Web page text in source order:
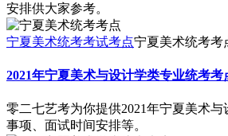
安排供大家参考。
宁夏美术统考考试考点宁夏美术统考考
2021年宁夏美术与设计学类专业统考
零二七艺考为你提供2021年宁夏美术
事项、面试时间安排等。